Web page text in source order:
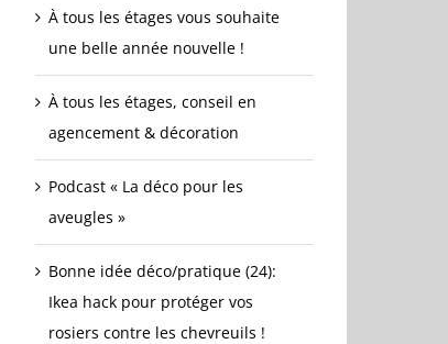
À tous les étages vous souhaite
une belle année nouvelle !
À tous les étages, conseil en
agencement & décoration
Podcast « La déco pour les
aveugles »
Bonne idée déco/pratique (24):
Ikea hack pour protéger vos
rosiers contre les chevreuils !